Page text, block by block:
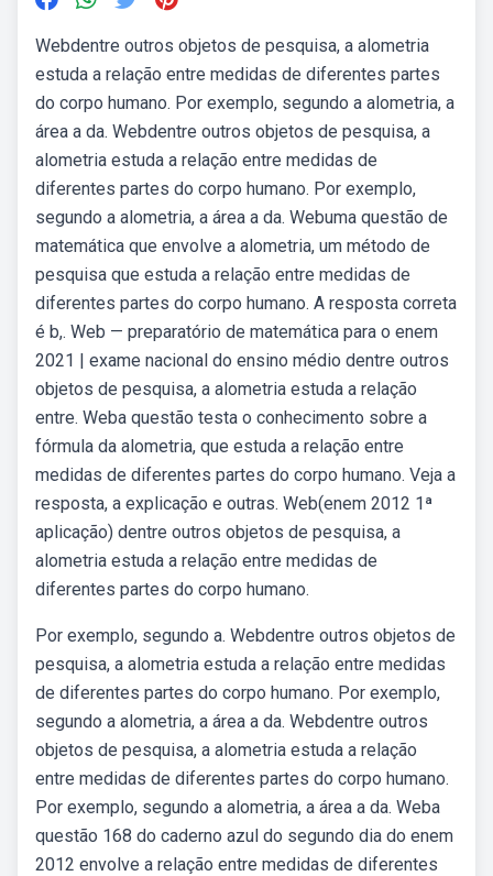
Webdentre outros objetos de pesquisa, a alometria
estuda a relação entre medidas de diferentes partes
do corpo humano. Por exemplo, segundo a alometria, a
área a da. Webdentre outros objetos de pesquisa, a
alometria estuda a relação entre medidas de
diferentes partes do corpo humano. Por exemplo,
segundo a alometria, a área a da. Webuma questão de
matemática que envolve a alometria, um método de
pesquisa que estuda a relação entre medidas de
diferentes partes do corpo humano. A resposta correta
é b,. Web — preparatório de matemática para o enem
2021 | exame nacional do ensino médio dentre outros
objetos de pesquisa, a alometria estuda a relação
entre. Weba questão testa o conhecimento sobre a
fórmula da alometria, que estuda a relação entre
medidas de diferentes partes do corpo humano. Veja a
resposta, a explicação e outras. Web(enem 2012 1ª
aplicação) dentre outros objetos de pesquisa, a
alometria estuda a relação entre medidas de
diferentes partes do corpo humano.
Por exemplo, segundo a. Webdentre outros objetos de
pesquisa, a alometria estuda a relação entre medidas
de diferentes partes do corpo humano. Por exemplo,
segundo a alometria, a área a da. Webdentre outros
objetos de pesquisa, a alometria estuda a relação
entre medidas de diferentes partes do corpo humano.
Por exemplo, segundo a alometria, a área a da. Weba
questão 168 do caderno azul do segundo dia do enem
2012 envolve a relação entre medidas de diferentes